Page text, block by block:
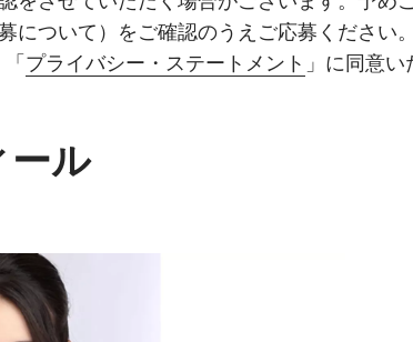
について）をご確認のうえご応募ください。
プライバシー・ステートメント 」に同意い
ル